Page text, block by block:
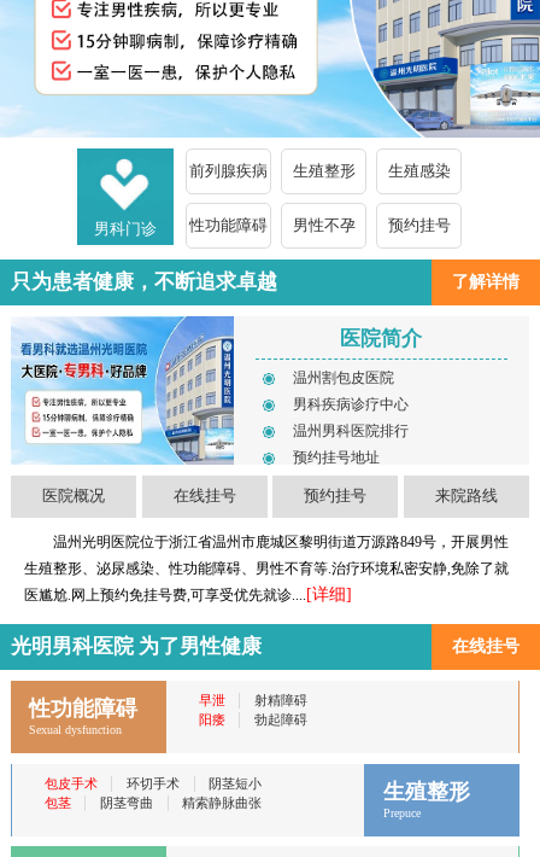
男科门诊
前列腺疾病 生殖整形 生殖感染
性功能障碍 男性不孕 预约挂号
只为患者健康，不断追求卓越 了解详情
医院简介
温州割包皮医院
男科疾病诊疗中心
温州男科医院排行
预约挂号地址
医院概况 在线挂号 预约挂号 来院路线
温州光明医院位于浙江省温州市鹿城区黎明街道万源路849号，开展男性
生殖整形、泌尿感染、性功能障碍、男性不育等.治疗环境私密安静,免除了就
医尴尬.网上预约免挂号费,可享受优先就诊.... [详细]
光明男科医院 为了男性健康 在线挂号
性功能障碍
Sexual dysfunction
早泄
射精障碍
阳痿
勃起障碍
包皮手术 | 环切手术 |
阴茎短小
包茎
| 阴茎弯曲 | 精索静脉曲张 生殖整形
Prepuce